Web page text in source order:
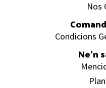
Nos
Condicions
Ne’n